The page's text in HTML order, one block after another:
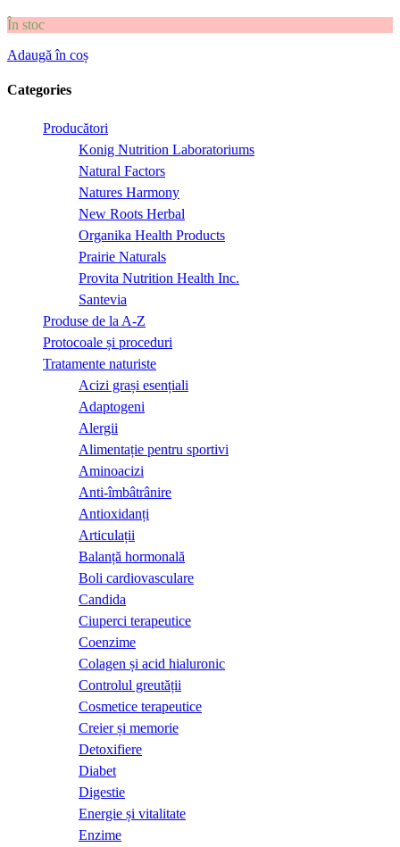
În stoc
Adaugă în coș
Categories
Producători
Konig Nutrition Laboratoriums
Natural Factors
Natures Harmony
New Roots Herbal
Organika Health Products
Prairie Naturals
Provita Nutrition Health Inc.
Santevia
Produse de la A-Z
Protocoale și proceduri
Tratamente naturiste
Acizi grași esențiali
Adaptogeni
Alergii
Alimentație pentru sportivi
Aminoacizi
Anti-îmbâtrânire
Antioxidanți
Articulații
Balanță hormonală
Boli cardiovasculare
Candida
Ciuperci terapeutice
Coenzime
Colagen și acid hialuronic
Controlul greutății
Cosmetice terapeutice
Creier și memorie
Detoxifiere
Diabet
Digestie
Energie și vitalitate
Enzime